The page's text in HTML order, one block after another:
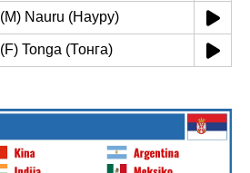
(M) Nauru (Науру)
(F) Tonga (Тонга)